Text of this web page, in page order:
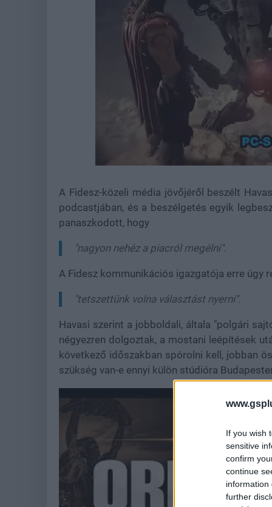
If you wish
sensitive
confirm
continue
information
further
44.57%
A Fidesz-közeli média jövőjéről beszélt
podcastjában, és a beszélgetés egyik
panaszkodott, hogy
"nagyon nehéz a piacról megélni".
A Fidesz kommunikációs igazgatója erre úgy
"tetszettünk volna választást nyerni".
Havasi szerint a jobboldali, általa "polgári
négyezren dolgoztak, a mostani leépítések
következő időszakban spórolni kell, jobban
szükség van-e ennyi külön stúdióra